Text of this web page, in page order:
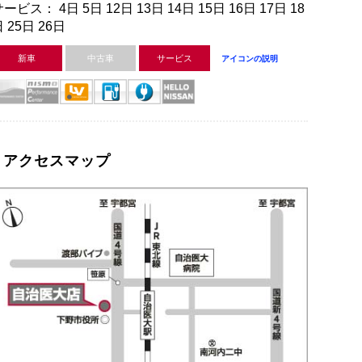
ービス： 4日 5日 12日 13日 14日 15日 16日 17日 18
25日 26日
新車 中古車 サービス アイコンの説明
アクセスマップ